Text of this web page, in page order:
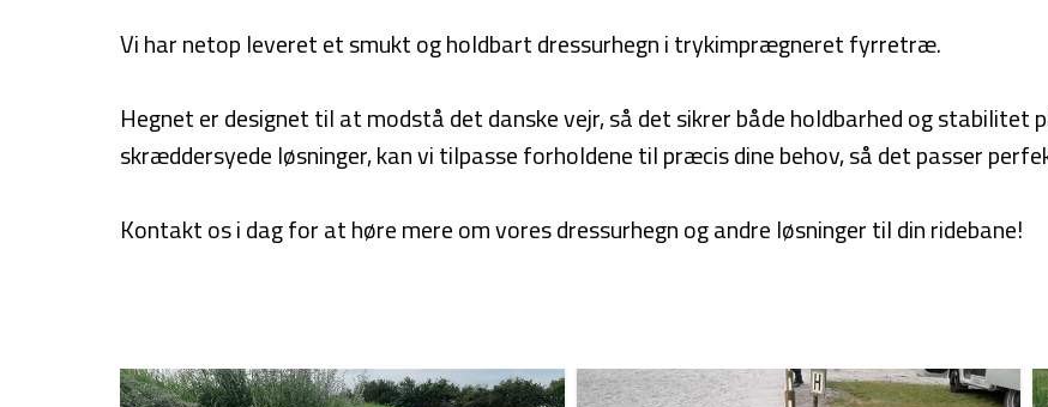
Vi har netop leveret et smukt og holdbart dressurhegn i trykimprægneret fyrretræ.
Hegnet er designet til at modstå det danske vejr, så det sikrer både holdbarhed og stabilitet
skræddersyede løsninger, kan vi tilpasse forholdene til præcis dine behov, så det passer
Kontakt os i dag for at høre mere om vores dressurhegn og andre løsninger til din ridebane!